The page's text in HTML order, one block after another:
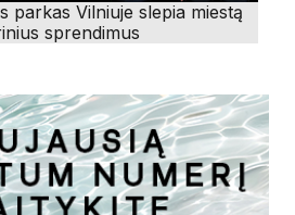
parkas Vilniuje slepia miestą
sprendimus